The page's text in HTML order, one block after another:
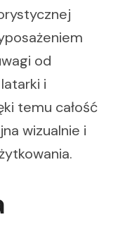
od
i
temu całość
wizualnie i